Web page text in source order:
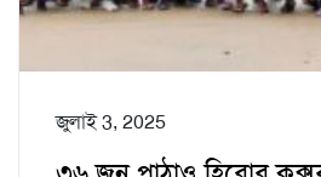
জুলাই 3, 2025